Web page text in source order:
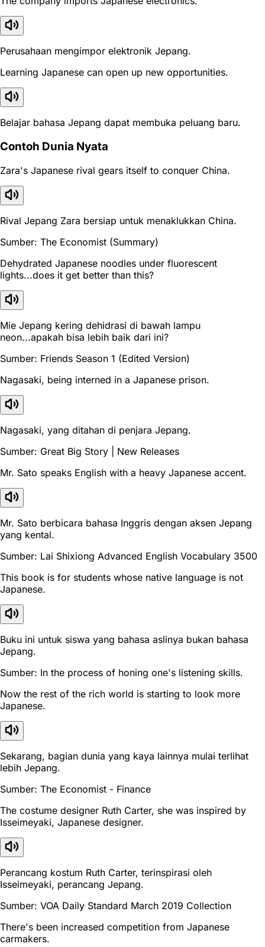
Perusahaan mengimpor elektronik Jepang.
Learning Japanese can open up new opportunities.
Belajar bahasa Jepang dapat membuka peluang baru.
Contoh Dunia Nyata
Zara's Japanese rival gears itself to conquer China.
Rival Jepang Zara bersiap untuk menaklukkan China.
Sumber: The Economist (Summary)
Dehydrated Japanese noodles under fluorescent
lights...does it get better than this?
Mie Jepang kering dehidrasi di bawah lampu
neon...apakah bisa lebih baik dari ini?
Sumber: Friends Season 1 (Edited Version)
Nagasaki, being interned in a Japanese prison.
Nagasaki, yang ditahan di penjara Jepang.
Sumber: Great Big Story | New Releases
Mr. Sato speaks English with a heavy Japanese accent.
Mr. Sato berbicara bahasa Inggris dengan aksen Jepang
yang kental.
Sumber: Lai Shixiong Advanced English Vocabulary 3500
This book is for students whose native language is not
Japanese.
Buku ini untuk siswa yang bahasa aslinya bukan bahasa
Jepang.
Sumber: In the process of honing one's listening skills.
Now the rest of the rich world is starting to look more
Japanese.
Sekarang, bagian dunia yang kaya lainnya mulai terlihat
lebih Jepang.
Sumber: The Economist - Finance
The costume designer Ruth Carter, she was inspired by
Isseimeyaki, Japanese designer.
Perancang kostum Ruth Carter, terinspirasi oleh
Isseimeyaki, perancang Jepang.
Sumber: VOA Daily Standard March 2019 Collection
There's been increased competition from Japanese
carmakers.